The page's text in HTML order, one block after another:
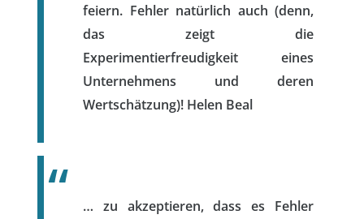
feiern. Fehler natürlich auch (denn,
das zeigt die
Experimentierfreudigkeit eines
Unternehmens und deren
Wertschätzung)! Helen Beal
… zu akzeptieren, dass es Fehler